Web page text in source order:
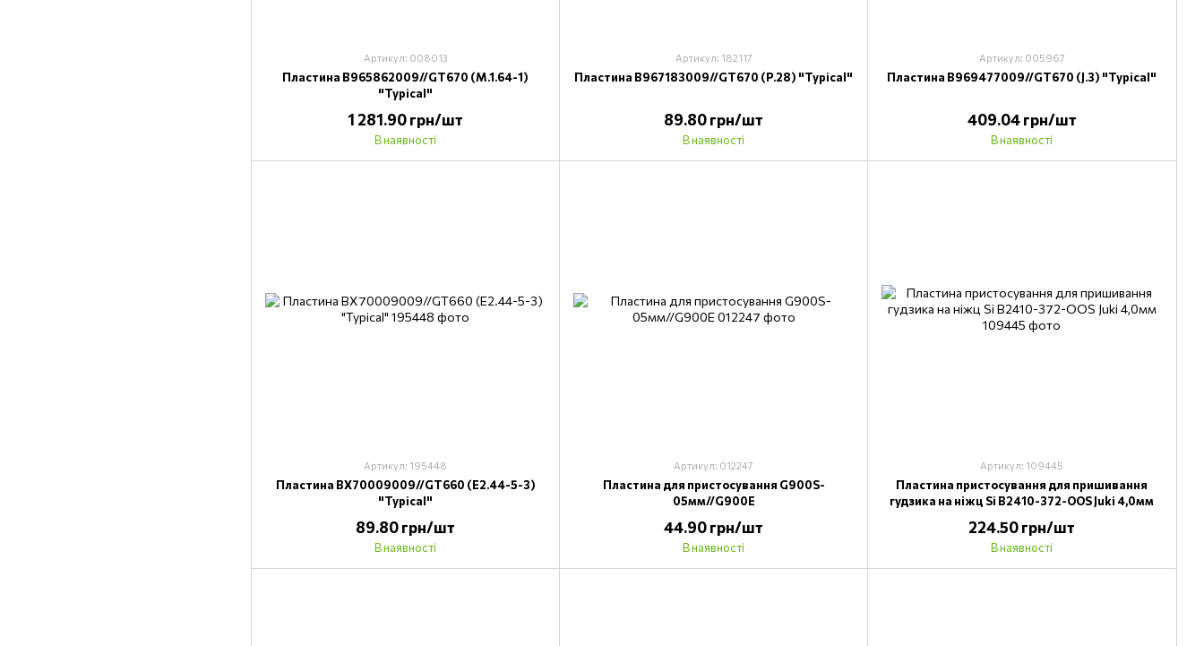
Артикул: 008013
Пластина B965862009//GT670 (M.1.64-1)
"Typical"
1 281.90 грн/шт
В наявності
Артикул: 182117
Пластина B967183009//GT670 (P.28) "Typical"
89.80 грн/шт
В наявності
Артикул: 005967
Пластина B969477009//GT670 (J.3) "Typical"
409.04 грн/шт
В наявності
Артикул: 195448
Пластина BX70009009//GT660 (E2.44-5-3)
"Typical"
89.80 грн/шт
В наявності
Артикул: 012247
Пластина для пристосування G900S-
05мм//G900E
44.90 грн/шт
В наявності
Артикул: 109445
Пластина пристосування для пришивання
гудзика на ніжц Sі B2410-372-OOS Juki 4,0мм
224.50 грн/шт
В наявності